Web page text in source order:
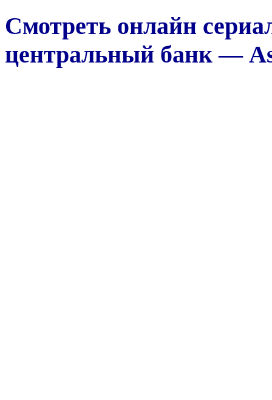
Смотреть онлайн
центральный банк —